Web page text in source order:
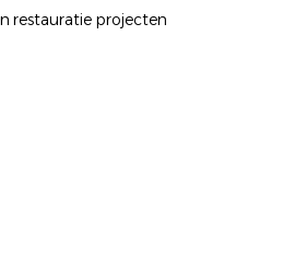
restauratie projecten